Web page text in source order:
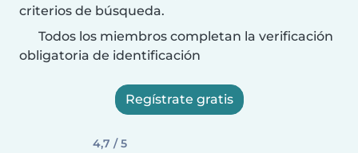
criterios de búsqueda.
Todos los miembros completan la verificación
obligatoria de identificación
Regístrate gratis
4,7 / 5